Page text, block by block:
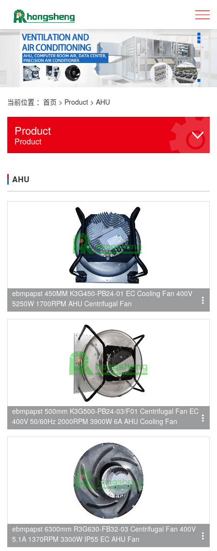
当前位置 ： 首页 > Product > AHU
Product
Product
AHU
ebmpapst 450MM K3G450-PB24-01 EC Cooling Fan 400V
5250W 1700RPM AHU Centrifugal Fan
ebmpapst 500mm K3G500-PB24-03/F01 Centrifugal Fan EC
400V 50/60Hz 2000RPM 3900W 6A AHU Cooling Fan
ebmpapst 6300mm R3G630-FB32-03 Centrifugal Fan 400V
5.1A 1370RPM 3300W IP55 EC AHU Fan